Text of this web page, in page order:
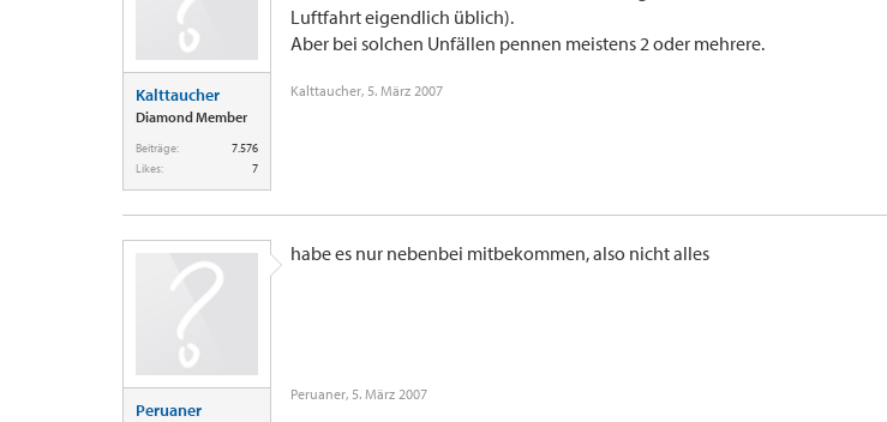
Kalttaucher
Diamond Member
Beiträge:
7.576
Likes:
7
Luftfahrt eigendlich üblich).
Aber bei solchen Unfällen pennen meistens 2 oder mehrere.
Kalttaucher, 5. März 2007
Peruaner
habe es nur nebenbei mitbekommen, also nicht alles
Peruaner, 5. März 2007